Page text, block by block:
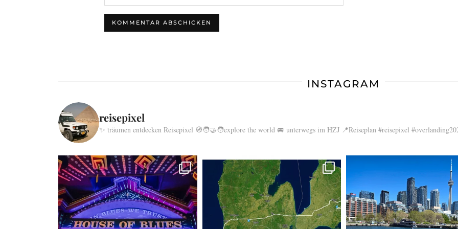
INSTAGRAM
reisepixel
✨ träumen entdecken Reisepixel 🧭🧑‍🤝‍🧑explore the world 🚐 unterwegs im HZJ 📍Reiseplan #reisepixel